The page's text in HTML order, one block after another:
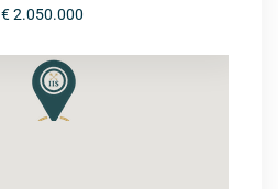
€ 2.050.000